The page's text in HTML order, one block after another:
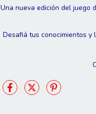
Una nueva edición del juego
Desafiá tus conocimientos y